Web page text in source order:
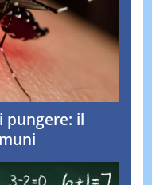
pungere: il